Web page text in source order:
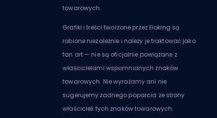
towarowych.
Grafiki i treści tworzone przez Eloking są
robione niezależnie i należy je traktować jako
fan art — nie są oficjalnie powiązane z
właścicielami wspomnianych znaków
towarowych. Nie wyrażamy ani nie
sugerujemy żadnego poparcia ze strony
właścicieli tych znaków towarowych.